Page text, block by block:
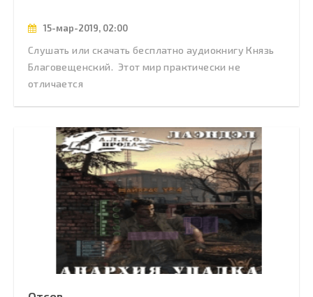
15-мар-2019, 02:00
Слушать или скачать бесплатно аудиокнигу Князь
Благовещенский. Этот мир практически не
отличается